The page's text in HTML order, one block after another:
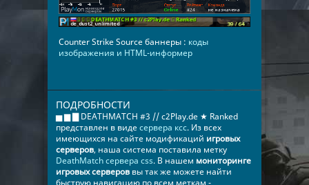
Counter Strike Source баннеры : коды
изображения и HTML-информер
ПОДРОБНОСТИ
▅ ▆ ▇ DEATHMATCH #3 // c2Play.de ★ Ranked
представлен в видесервера ксс. Из всех
имеющихся на сайте модификаций игровых
серверов, наша система поставила метку
DeathMatch сервера css. В нашем мониторинге
игровых серверов вы так же можете найти